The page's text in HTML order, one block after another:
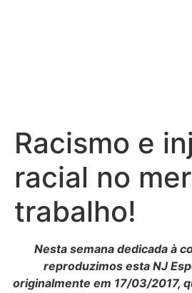
Racismo e
racial no
trabalho!
Nesta semana dedicada à
reproduzimos esta NJ
originalmente em 17/03/2017,